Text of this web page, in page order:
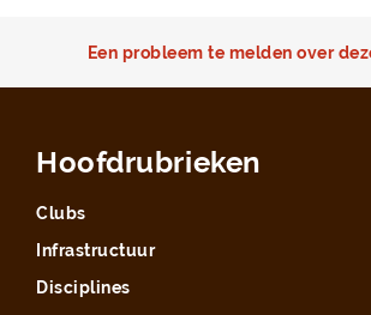
Een probleem te melden over
Hoofdrubrieken
Clubs
Infrastructuur
Disciplines